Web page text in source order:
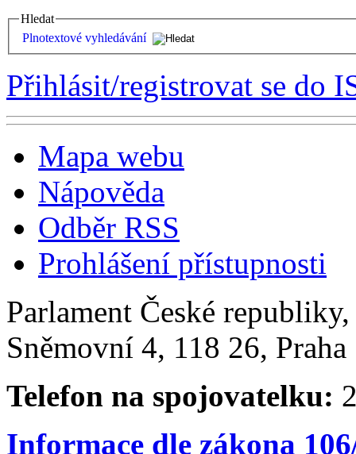
Hledat
Plnotextové vyhledávání
Přihlásit/registrovat se do
Mapa webu
Nápověda
Odběr RSS
Prohlášení přístupnosti
Parlament České
Sněmovní 4, 118 26,
Telefon na spojovatelku:
Informace dle zákona